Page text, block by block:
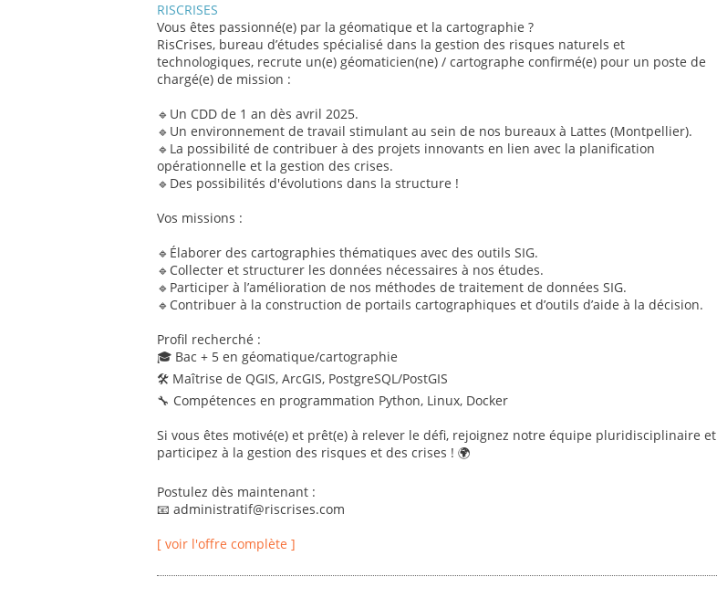
RISCRISES
Vous êtes passionné(e) par la géomatique et la cartographie ?
RisCrises, bureau d’études spécialisé dans la gestion des risques naturels et
technologiques, recrute un(e) géomaticien(ne) / cartographe confirmé(e) pour un poste de
chargé(e) de mission :
🔹Un CDD de 1 an dès avril 2025.
🔹Un environnement de travail stimulant au sein de nos bureaux à Lattes (Montpellier).
🔹La possibilité de contribuer à des projets innovants en lien avec la planification
opérationnelle et la gestion des crises.
🔹Des possibilités d'évolutions dans la structure !
Vos missions :
🔹Élaborer des cartographies thématiques avec des outils SIG.
🔹Collecter et structurer les données nécessaires à nos études.
🔹Participer à l’amélioration de nos méthodes de traitement de données SIG.
🔹Contribuer à la construction de portails cartographiques et d’outils d’aide à la décision.
Profil recherché :
🎓 Bac + 5 en géomatique/cartographie
🛠 Maîtrise de QGIS, ArcGIS, PostgreSQL/PostGIS
🔧 Compétences en programmation Python, Linux, Docker
Si vous êtes motivé(e) et prêt(e) à relever le défi, rejoignez notre équipe pluridisciplinaire et
participez à la gestion des risques et des crises ! 🌍
Postulez dès maintenant :
📧 administratif@riscrises.com
[ voir l'offre complète ]